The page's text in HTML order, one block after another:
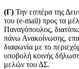
(Γ) Την εσπέρα της
του (e-mail) προς τα
Παναγόπουλος,
πάνω Ανακοίνωσης,
διαφωνία με το
υποβολή κοινής
μελών του ΔΣ.